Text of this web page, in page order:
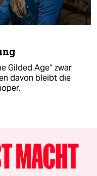
Gilded Age“ zwar
davon bleibt die